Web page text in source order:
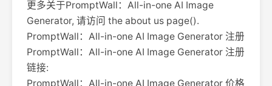
更多关于PromptWall：All-in-one AI Image
Generator, 请访问 the about us page().
PromptWall：All-in-one AI Image Generator 注册
PromptWall：All-in-one AI Image Generator 注册
链接:
PromptWall：All-in-one AI Image Generator 价格